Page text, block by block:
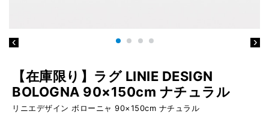
【在庫限り】ラグ LINIE DESIGN
BOLOGNA 90×150cm ナチュラル
リニエデザイン ボローニャ 90×150cm ナチュラル